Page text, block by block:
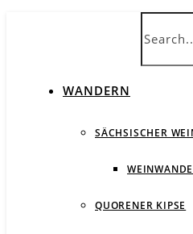
WANDERN
SÄCHSISCHER
QUORENER KIPSE